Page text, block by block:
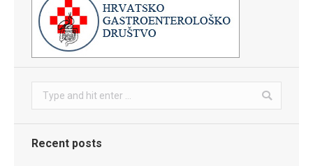
Search:
Recent posts